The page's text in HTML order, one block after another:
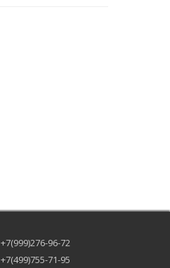
+7(999)276-96-72
+7(499)755-71-95